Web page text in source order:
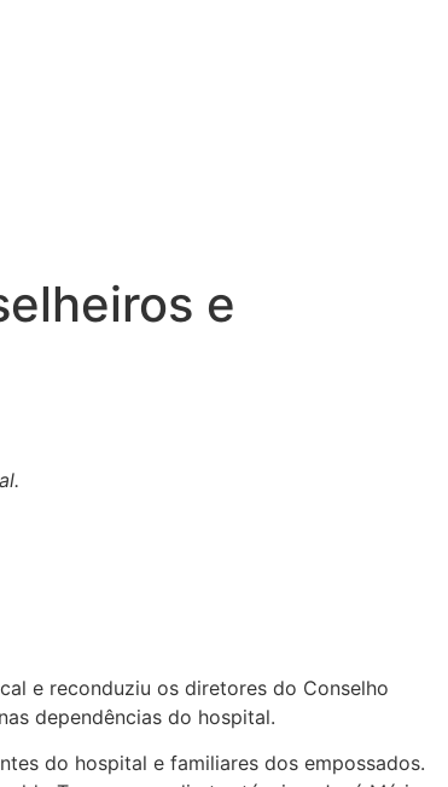
e
e reconduziu os diretores do Conselho
dependências do hospital.
do hospital e familiares dos empossados.